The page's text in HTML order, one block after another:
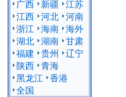
广西 新疆 江苏
江西 河北 河南
浙江 海南 海外
湖北 湖南 甘肃
福建 贵州
辽宁
陕西 青海
黑龙江 香港
全国